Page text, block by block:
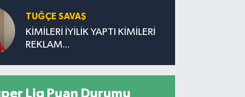
TUĞÇE SAVAŞ
KİMİLERİ İYİLİK YAPTI KİMİLERİ
REKLAM...
Lig Puan Durumu